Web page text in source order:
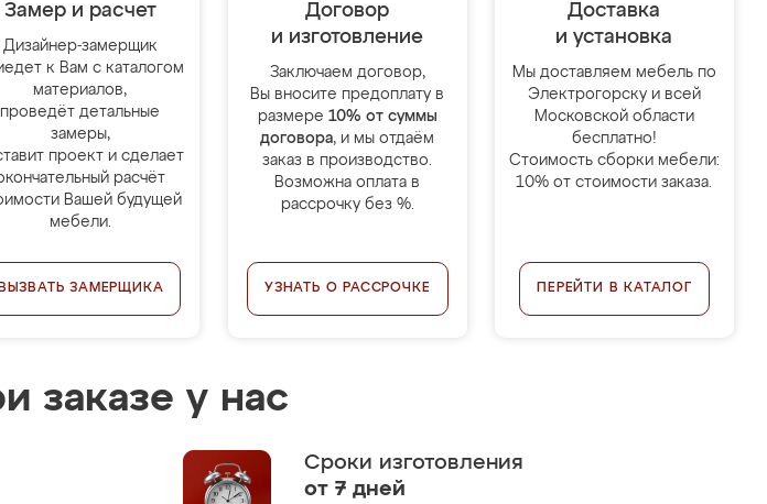
Замер и расчет
Дизайнер-замерщик
к Вам с каталогом
материалов,
проведёт детальные
замеры,
проект и сделает
расчёт
Вашей будущей
мебели.
ВЫЗВАТЬ ЗАМЕРЩИКА
Договор
и изготовление
Заключаем договор,
Вы вносите предоплату в
размере 10% от суммы
договора, и мы отдаём
заказ в производство.
Возможна оплата в
рассрочку без %.
УЗНАТЬ О РАССРОЧКЕ
Доставка
и установка
Мы доставляем мебель по
Электрогорску и всей
Московской области
бесплатно!
Стоимость сборки мебели:
10% от стоимости заказа.
ПЕРЕЙТИ В КАТАЛОГ
заказе у нас
Сроки изготовления
от 7 дней